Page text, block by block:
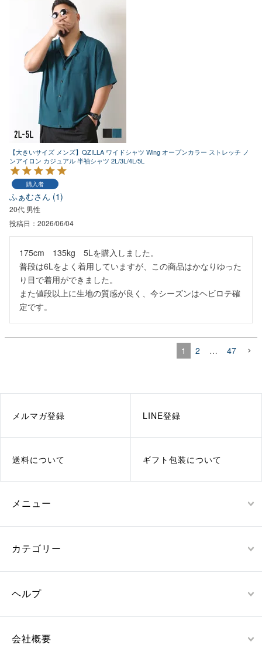
【大きいサイズ メンズ】QZILLA ワイドシャツ Wing オープンカラー ストレッチ ノ
ンアイロン カジュアル 半袖シャツ 2L/3L/4L/5L
購入者
ふぁむ 1
20代 男性
投稿日
2026/06/04
175cm　135kg　5Lを購入しました。
普段は6Lをよく着用していますが、この商品はかなりゆった
り目で着用ができました。
また値段以上に生地の質感が良く、今シーズンはヘビロテ確
定です。
1 2 … 47
メルマガ登録 LINE登録
送料について ギフト包装について
メニュー
カテゴリー
ヘルプ
会社概要